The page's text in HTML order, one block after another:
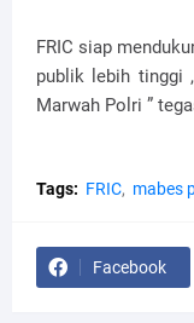
FRIC siap
publik lebih tinggi
Marwah Polri ”
Tags: FRIC mabes
Facebook